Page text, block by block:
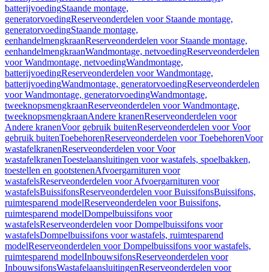
batterijvoedingStaande montage,
generatorvoedingReserveonderdelen voor Staande montage,
generatorvoedingStaande montage,
eenhandelmengkraanReserveonderdelen voor Staande montage,
eenhandelmengkraanWandmontage, netvoedingReserveonderdelen
voor Wandmontage, netvoedingWandmontage,
batterijvoedingReserveonderdelen voor Wandmontage,
batterijvoedingWandmontage, generatorvoedingReserveonderdelen
voor Wandmontage, generatorvoedingWandmontage,
tweeknopsmengkraanReserveonderdelen voor Wandmontage,
tweeknopsmengkraanAndere kranenReserveonderdelen voor
Andere kranenVoor gebruik buitenReserveonderdelen voor Voor
gebruik buitenToebehorenReserveonderdelen voor ToebehorenVoor
wastafelkranenReserveonderdelen voor Voor
wastafelkranenToestelaansluitingen voor wastafels, spoelbakken,
toestellen en gootstenenAfvoergarnituren voor
wastafelsReserveonderdelen voor Afvoergarnituren voor
wastafelsBuissifonsReserveonderdelen voor BuissifonsBuissifons,
ruimtesparend modelReserveonderdelen voor Buissifons,
ruimtesparend modelDompelbuissifons voor
wastafelsReserveonderdelen voor Dompelbuissifons voor
wastafelsDompelbuissifons voor wastafels, ruimtesparend
modelReserveonderdelen voor Dompelbuissifons voor wastafels,
ruimtesparend modelInbouwsifonsReserveonderdelen voor
InbouwsifonsWastafelaansluitingenReserveonderdelen voor